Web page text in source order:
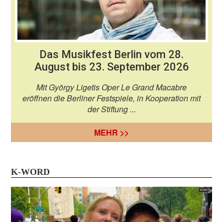
Das Musikfest Berlin vom 28.
August bis 23. September 2026
Mit György Ligetis Oper Le Grand Macabre
eröffnen die Berliner Festspiele, in Kooperation mit
der Stiftung ...
MEHR >>
K-WORD